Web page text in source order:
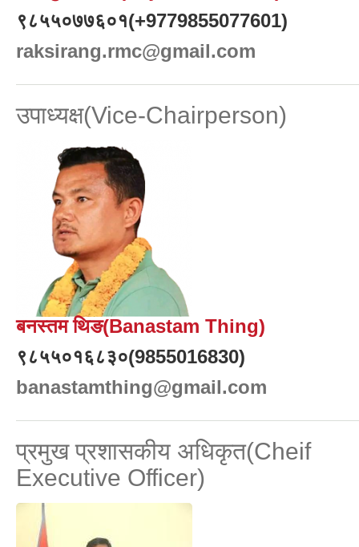
९८५५०७७६०१(+9779855077601)
raksirang.rmc@gmail.com
उपाध्यक्ष(Vice-Chairperson)
बनस्तम थिङ(Banastam Thing)
९८५५०१६८३०(9855016830)
banastamthing@gmail.com
प्रमुख प्रशासकीय अधिकृत(Cheif
Executive Officer)